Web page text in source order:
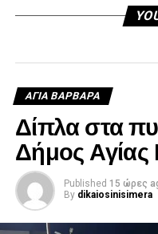
ΑΓΙΑ ΒΑΡΒΑΡΑ
Δίπλα στα
Δήμος
Published 15 ώρες
By dikaiosinisimera